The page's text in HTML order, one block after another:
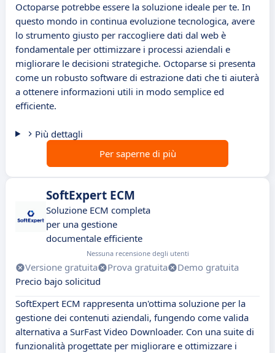
Octoparse potrebbe essere la soluzione ideale per te. In
questo mondo in continua evoluzione tecnologica, avere
lo strumento giusto per raccogliere dati dal web è
fondamentale per ottimizzare i processi aziendali e
migliorare le decisioni strategiche. Octoparse si presenta
come un robusto software di estrazione dati che ti aiuterà
a ottenere informazioni utili in modo semplice ed
efficiente.
Più dettagli
Per saperne di più
SoftExpert ECM
Soluzione ECM completa
per una gestione
documentale efficiente
Nessuna recensione degli utenti
Versione gratuita Prova gratuita
Demo gratuita
Precio bajo solicitud
SoftExpert ECM rappresenta un'ottima soluzione per la
gestione dei contenuti aziendali, fungendo come valida
alternativa a SurFast Video Downloader. Con una suite di
funzionalità progettate per migliorare e ottimizzare i